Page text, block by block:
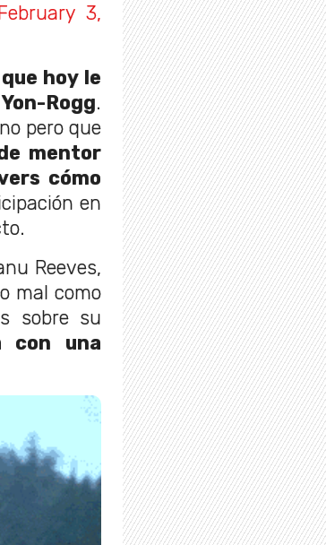
3,
hoy le
Rogg.
pero que
mentor
cómo
en
Reeves,
mal como
sobre su
con una